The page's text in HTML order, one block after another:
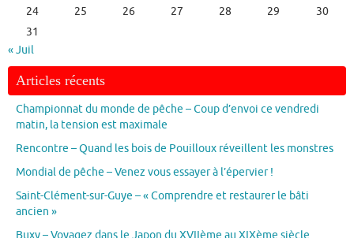
24
25 26 27 28 29
30
31
« Juil
Articles récents
Championnat du monde de pêche – Coup d’envoi ce vendredi
matin, la tension est maximale
Rencontre – Quand les bois de Pouilloux réveillent les monstres
Mondial de pêche – Venez vous essayer à l’épervier !
Saint-Clément-sur-Guye – « Comprendre et restaurer le bâti
ancien »
Buxy – Voyagez dans le Japon du XVIIème au XIXème siècle